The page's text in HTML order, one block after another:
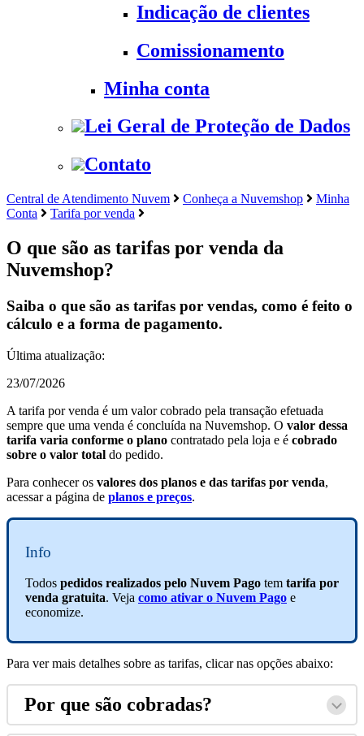
Indicação de clientes
Comissionamento
Minha conta
Lei Geral de Proteção de Dados
Contato
Central de Atendimento Nuvem Conheça a Nuvemshop
Minha
Conta
Tarifa por venda
O que são as tarifas por venda da
Nuvemshop?
Saiba o que são as tarifas por vendas, como é feito o
cálculo e a forma de pagamento.
Última atualização:
23/07/2026
A tarifa por venda é um valor cobrado pela transação efetuada
sempre que uma venda é concluída na Nuvemshop. O valor dessa
tarifa varia conforme o plano contratado pela loja e é cobrado
sobre o valor total do pedido.
Para conhecer os valores dos planos e das tarifas por venda,
acessar a página de planos e preços.
Info
Todos pedidos realizados pelo Nuvem Pago tem tarifa por
venda gratuita. Veja como ativar o Nuvem Pago e
economize.
Para ver mais detalhes sobre as tarifas, clicar nas opções abaixo:
Por que são cobradas?